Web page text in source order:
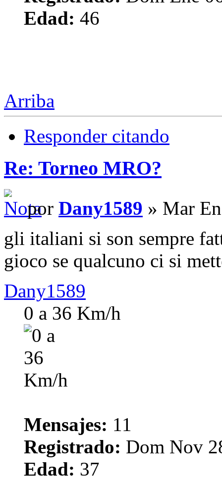
Edad: 46
Arriba
Responder citando
Re: Torneo MRO?
por Dany1589 » Mar
gli italiani si son sempre
gioco se qualcuno ci si
Dany1589
0 a 36 Km/h
Mensajes: 11
Registrado: Dom Nov
Edad: 37